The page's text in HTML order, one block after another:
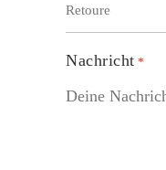
Nachricht *